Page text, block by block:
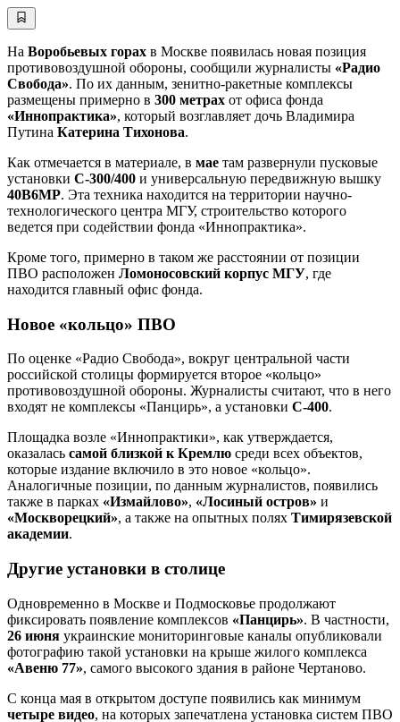
На Воробьевых горах в Москве появилась новая позиция
противовоздушной обороны, сообщили журналисты «Радио
Свобода». По их данным, зенитно-ракетные комплексы
размещены примерно в 300 метрах от офиса фонда
«Иннопрактика», который возглавляет дочь Владимира
Путина Катерина Тихонова.
Как отмечается в материале, в мае там развернули пусковые
установки С-300/400 и универсальную передвижную вышку
40В6МР. Эта техника находится на территории научно-
технологического центра МГУ, строительство которого
ведется при содействии фонда «Иннопрактика».
Кроме того, примерно в таком же расстоянии от позиции
ПВО расположен Ломоносовский корпус МГУ, где
находится главный офис фонда.
Новое «кольцо» ПВО
По оценке «Радио Свобода», вокруг центральной части
российской столицы формируется второе «кольцо»
противовоздушной обороны. Журналисты считают, что в него
входят не комплексы «Панцирь», а установки С-400.
Площадка возле «Иннопрактики», как утверждается,
оказалась самой близкой к Кремлю среди всех объектов,
которые издание включило в это новое «кольцо».
Аналогичные позиции, по данным журналистов, появились
также в парках «Измайлово», «Лосиный остров» и
«Москворецкий», а также на опытных полях Тимирязевской
академии.
Другие установки в столице
Одновременно в Москве и Подмосковье продолжают
фиксировать появление комплексов «Панцирь». В частности,
26 июня украинские мониторинговые каналы опубликовали
фотографию такой установки на крыше жилого комплекса
«Авеню 77», самого высокого здания в районе Чертаново.
С конца мая в открытом доступе появились как минимум
четыре видео, на которых запечатлена установка систем ПВО